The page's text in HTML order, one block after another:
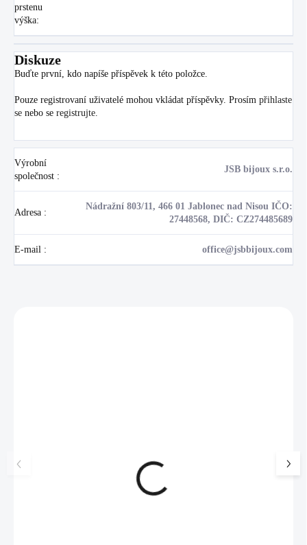
prstenu
výška:
Diskuze
Buďte první, kdo napíše příspěvek k této položce.
Pouze registrovaní uživatelé mohou vkládat příspěvky. Prosím přihlaste
se nebo se registrujte
Výrobní
společnost :
JSB bijoux s.r.o.
Adresa :
Nádražní 803/11, 466 01 Jablonec nad Nisou IČO:
27448568, DIČ: CZ274485689
E-mail : office@jsbbijoux.com